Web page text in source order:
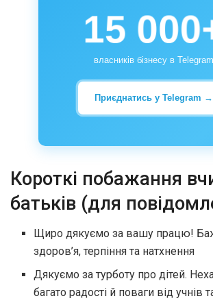
15
власників бізнесу в Telegram
Приєднатись у Telegram →
Короткі побажання
батьків (для
Щиро дякуємо за вашу працю!
здоров’я, терпіння та натхнення
Дякуємо за турботу про дітей.
багато радості й поваги від учнів